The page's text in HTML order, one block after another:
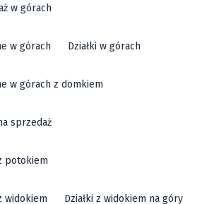
w górach
w górach Działki w górach
w górach z domkiem
sprzedaż
potokiem
widokiem Działki z widokiem na góry